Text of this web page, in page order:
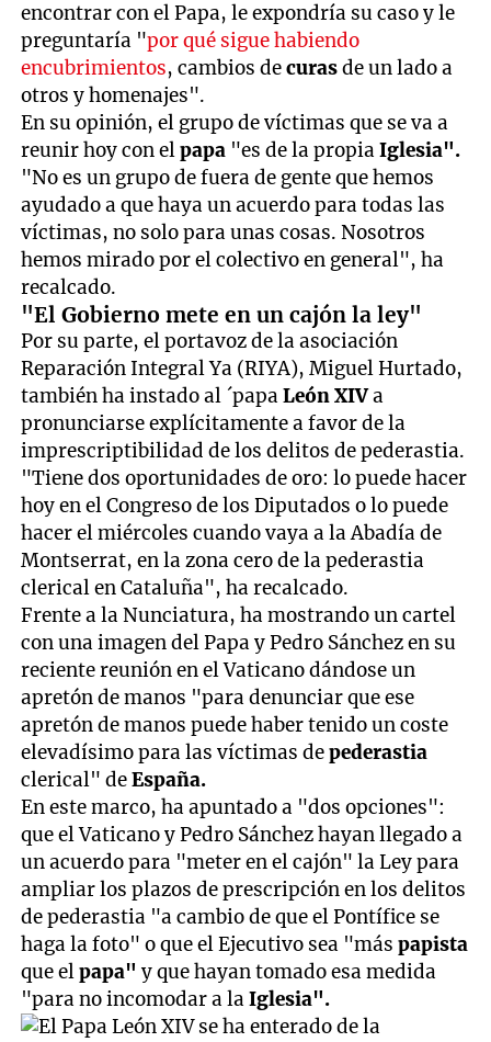
encontrar con el Papa, le expondría su caso y le
preguntaría "por qué sigue habiendo
encubrimientos, cambios decurasde un lado a
otros y homenajes".
En su opinión, el grupo de víctimas que se va a
reunir hoy con elpapa "es de la propiaIglesia".
"No es un grupo de fuera de gente que hemos
ayudado a que haya un acuerdo para todas las
víctimas, no solo para unas cosas. Nosotros
hemos mirado por el colectivo en general", ha
recalcado.
"El Gobierno mete en un cajón la ley"
Por su parte, el portavoz de la asociación
Reparación Integral Ya (RIYA), Miguel Hurtado,
también ha instado al ´papaLeón XIVa
pronunciarse explícitamente a favor de la
imprescriptibilidad de los delitos de pederastia.
"Tiene dos oportunidades de oro: lo puede hacer
hoy en el Congreso de los Diputados o lo puede
hacer el miércoles cuando vaya a la Abadía de
Montserrat, en la zona cero de la pederastia
clerical en Cataluña", ha recalcado.
Frente a la Nunciatura, ha mostrando un cartel
con una imagen del Papa y Pedro Sánchez en su
reciente reunión en el Vaticano dándose un
apretón de manos "para denunciar que ese
apretón de manos puede haber tenido un coste
elevadísimo para las víctimas depederastia
clerical" deEspaña.
En este marco, ha apuntado a "dos opciones":
que el Vaticano y Pedro Sánchez hayan llegado a
un acuerdo para "meter en el cajón" la Ley para
ampliar los plazos de prescripción en los delitos
de pederastia "a cambio de que el Pontífice se
haga la foto" o que el Ejecutivo sea "máspapista
que elpapa" y que hayan tomado esa medida
"para no incomodar a laIglesia".